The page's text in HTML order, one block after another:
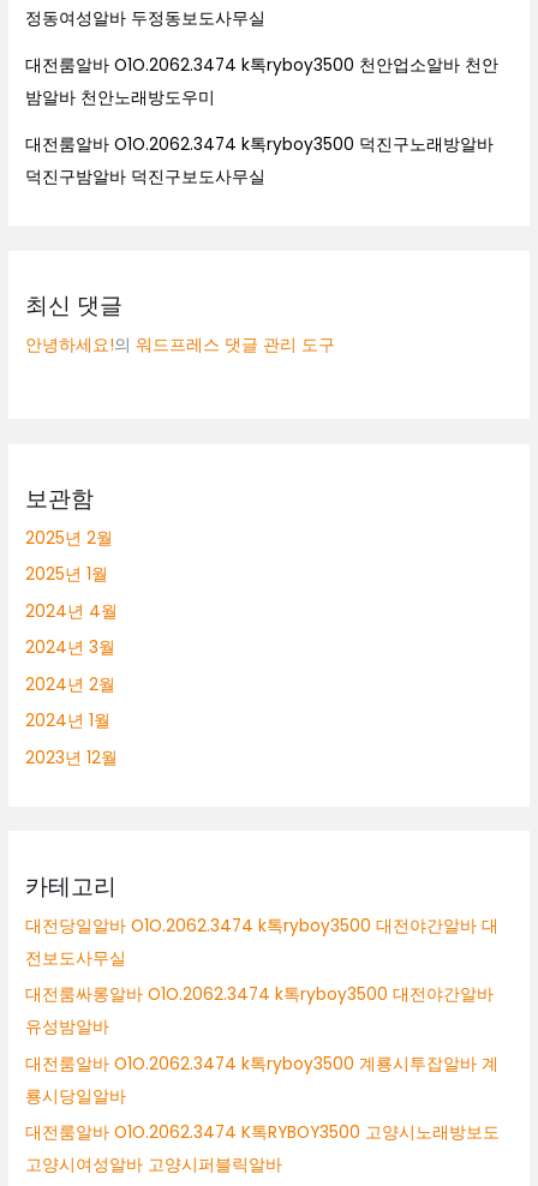
정동여성알바 두정동보도사무실
대전룸알바 O1O.2062.3474 k톡ryboy3500 천안업소알바 천안
밤알바 천안노래방도우미
대전룸알바 O1O.2062.3474 k톡ryboy3500 덕진구노래방알바
덕진구밤알바 덕진구보도사무실
최신 댓글
안녕하세요!의워드프레스 댓글 관리 도구
보관함
2025년 2월
2025년 1월
2024년 4월
2024년 3월
2024년 2월
2024년 1월
2023년 12월
카테고리
대전당일알바 O1O.2062.3474 k톡ryboy3500 대전야간알바 대
전보도사무실
대전룸싸롱알바 O1O.2062.3474 k톡ryboy3500 대전야간알바
유성밤알바
대전룸알바 O1O.2062.3474 k톡ryboy3500 계룡시투잡알바 계
룡시당일알바
대전룸알바 O1O.2062.3474 K톡RYBOY3500 고양시노래방보도
고양시여성알바 고양시퍼블릭알바